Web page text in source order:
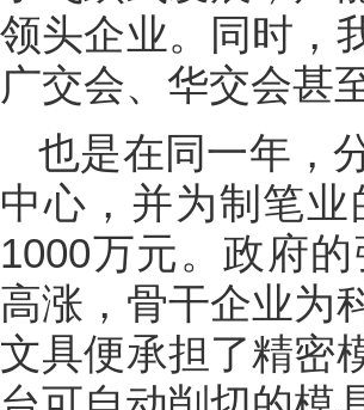
领头企业。同时，
广交会、华交会甚
也是在同一年，
中心，并为制笔
1000万元。政府
高涨，骨干企业为
文具便承担了精密